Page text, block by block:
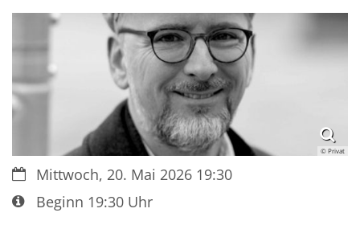
© Privat
Datum:Mittwoch, 20. Mai 2026 19:30
Art bzw. Nummer:
Beginn 19:30 Uhr